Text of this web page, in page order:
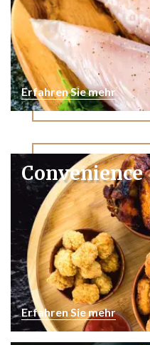
Erfahren Sie mehr
Convenience
Erfahren Sie mehr